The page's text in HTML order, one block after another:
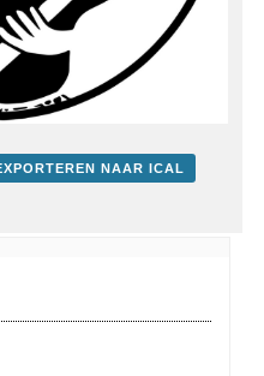
NAAR ICAL